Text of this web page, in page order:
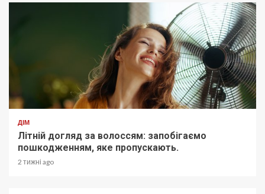
ДІМ
Літній догляд за волоссям: запобігаємо
пошкодженням, яке пропускають.
2 тижні ago